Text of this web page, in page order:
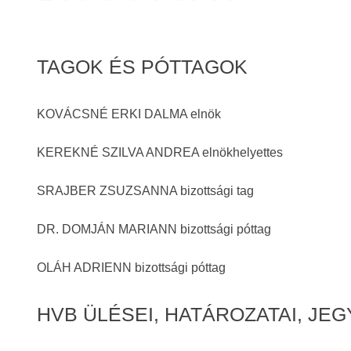
TAGOK ÉS PÓTTAGOK
KOVÁCSNÉ ERKI DALMA elnök
KEREKNÉ SZILVA ANDREA elnökhelyettes
SRAJBER ZSUZSANNA bizottsági tag
DR. DOMJÁN MARIANN bizottsági póttag
OLÁH ADRIENN bizottsági póttag
HVB ÜLÉSEI, HATÁROZATAI,